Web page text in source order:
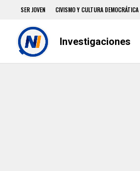
SER JOVEN CIVISMO Y CULTURA DEMOCRÁTICA
Investigaciones